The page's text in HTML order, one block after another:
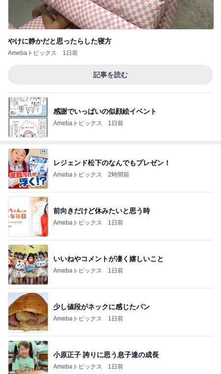
やけに静かだと思ったらした寝方
Amebaトピックス 1日前
記事を読む
感謝でいっぱいの似顔絵イベント
Amebaトピックス 1日前
レジェンド松下のなんでもプレゼン！
Amebaトピックス 2時間前
前向きだけど休みたいと思う時
Amebaトピックス 1日前
いいねやコメントが凄く嬉しいこと
Amebaトピックス 1日前
少し値段がネックに感じたパン
Amebaトピックス 1日前
小原正子 誇りに思う息子達の成長
Amebaトピックス 1日前